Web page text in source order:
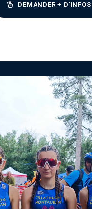
DEMANDER + D'INFOS